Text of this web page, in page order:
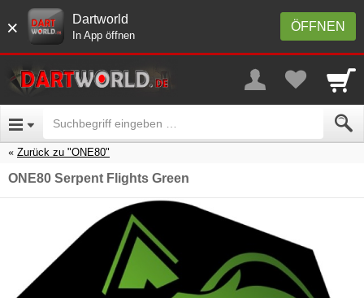
× ÖFFNEN
Dartworld
In App öffnen
Zurück zu "ONE80"
ONE80 Serpent Flights Green